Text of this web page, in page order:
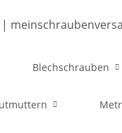
Blechschrauben